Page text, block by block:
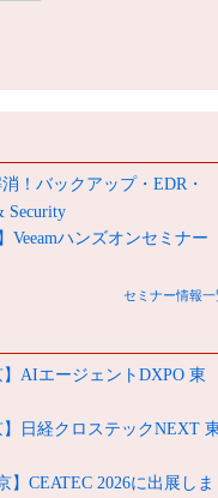
！バックアップ・EDR・
Security
Veeamハンズオンセミナー
セミナー情報一
】AIエージェントDXPO 東
】日経クロステックNEXT
】CEATEC 2026に出展しま